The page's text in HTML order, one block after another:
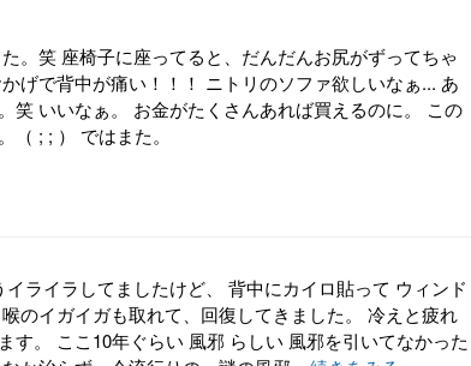
。笑 座椅子に座ってると、だんだんお尻がずってちゃ
げで背中が痛い！！！ ニトリのソファ欲しいなぁ... あ
笑 いいなぁ。 お金がたくさんあれば買えるのに。 この
（ ; ; ） ではまた。
ライラしてましたけど、 背中にカイロ貼って ウィンド
のイガイガも取れて、回復してきました。 冷えと疲れ
す。 ここ10年ぐらい 風邪 らしい 風邪を引いてなかった